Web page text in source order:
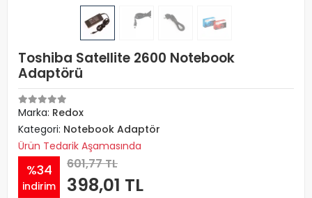
Toshiba Satellite 2600 Notebook
Adaptörü
Marka: Redox
Kategori: Notebook Adaptör
Ürün Tedarik Aşamasında
%34
indirim
601,77 TL
398,01 TL